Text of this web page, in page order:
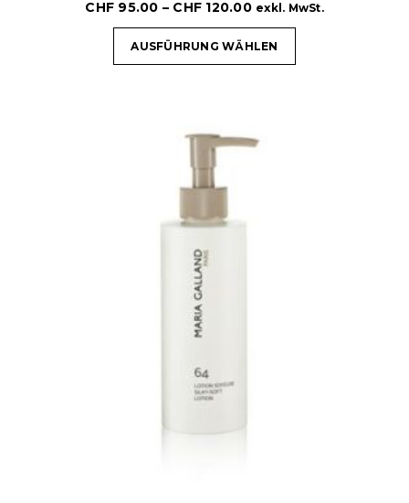
CHF 95.00 – CHF 120.00 exkl. MwSt.
AUSFÜHRUNG WÄHLEN